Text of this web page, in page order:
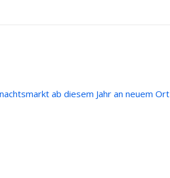
ab diesem Jahr an neuem Ort